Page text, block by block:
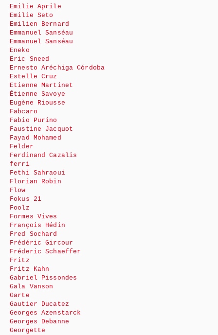
Emilie Aprile
Emilie Seto
Emilien Bernard
Emmanuel Sanséau
Emmanuel Sanséau
Eneko
Eric Sneed
Ernesto Aréchiga Córdoba
Estelle Cruz
Etienne Martinet
Étienne Savoye
Eugène Riousse
Fabcaro
Fabio Purino
Faustine Jacquot
Fayad Mohamed
Felder
Ferdinand Cazalis
ferri
Fethi Sahraoui
Florian Robin
Flow
Fokus 21
Foolz
Formes Vives
François Hédin
Fred Sochard
Frédéric Gircour
Fréderic Schaeffer
Fritz
Fritz Kahn
Gabriel Pissondes
Gala Vanson
Garte
Gautier Ducatez
Georges Azenstarck
Georges Debanne
Georgette